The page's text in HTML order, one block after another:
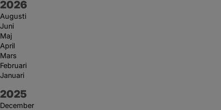
År:
2026
Augusti
Juni
Maj
April
Mars
Februari
Januari
År:
2025
December